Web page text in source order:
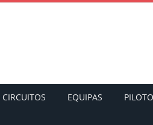
CIRCUITOS EQUIPAS